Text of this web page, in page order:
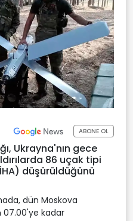
ABONE OL
Ukrayna'nın gece
86 uçak tipi
düşürüldüğünü
dün Moskova
07.00'ye kadar